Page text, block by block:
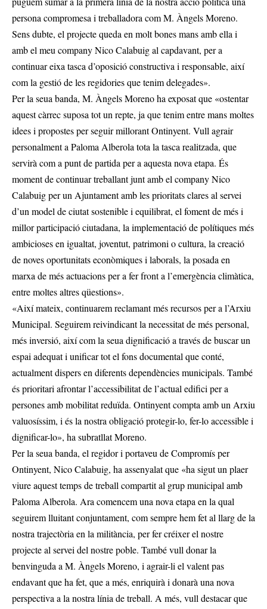
persona compromesa i treballadora com M. Àngels Moreno.
Sens dubte, el projecte queda en molt bones mans amb ella i
amb el meu company Nico Calabuig al capdavant, per a
continuar eixa tasca d’oposició constructiva i responsable, així
com la gestió de les regidories que tenim delegades».
Per la seua banda, M. Àngels Moreno ha exposat que «ostentar
aquest càrrec suposa tot un repte, ja que tenim entre mans moltes
idees i propostes per seguir millorant Ontinyent. Vull agrair
personalment a Paloma Alberola tota la tasca realitzada, que
servirà com a punt de partida per a aquesta nova etapa. És
moment de continuar treballant junt amb el company Nico
Calabuig per un Ajuntament amb les prioritats clares al servei
d’un model de ciutat sostenible i equilibrat, el foment de més i
millor participació ciutadana, la implementació de polítiques més
ambicioses en igualtat, joventut, patrimoni o cultura, la creació
de noves oportunitats econòmiques i laborals, la posada en
marxa de més actuacions per a fer front a l’emergència climàtica,
entre moltes altres qüestions».
«Així mateix, continuarem reclamant més recursos per a l’Arxiu
Municipal. Seguirem reivindicant la necessitat de més personal,
més inversió, així com la seua dignificació a través de buscar un
espai adequat i unificar tot el fons documental que conté,
actualment dispers en diferents dependències municipals. També
és prioritari afrontar l’accessibilitat de l’actual edifici per a
persones amb mobilitat reduïda. Ontinyent compta amb un Arxiu
valuosíssim, i és la nostra obligació protegir-lo, fer-lo accessible i
dignificar-lo», ha subratllat Moreno.
Per la seua banda, el regidor i portaveu de Compromís per
Ontinyent, Nico Calabuig, ha assenyalat que «ha sigut un plaer
viure aquest temps de treball compartit al grup municipal amb
Paloma Alberola. Ara comencem una nova etapa en la qual
seguirem lluitant conjuntament, com sempre hem fet al llarg de la
nostra trajectòria en la militància, per fer créixer el nostre
projecte al servei del nostre poble. També vull donar la
benvinguda a M. Àngels Moreno, i agrair-li el valent pas
endavant que ha fet, que a més, enriquirà i donarà una nova
perspectiva a la nostra línia de treball. A més, vull destacar que